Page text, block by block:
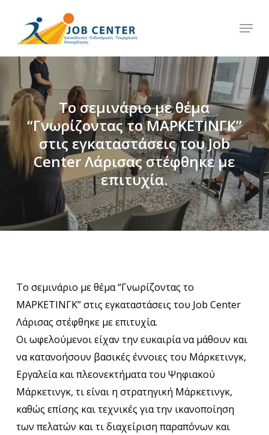
main
content
Menu
Το σεμινάριο με θέμα
“Γνωρίζοντας το ΜΑΡΚΕΤΙΝΓΚ”
στις εγκαταστάσεις του Job
Center Λάρισας στέφθηκε με
επιτυχία.
Το σεμινάριο με θέμα “Γνωρίζοντας το
ΜΑΡΚΕΤΙΝΓΚ” στις εγκαταστάσεις του Job Center
Λάρισας στέφθηκε με επιτυχία.
Οι ωφελούμενοι είχαν την ευκαιρία να μάθουν και
να κατανοήσουν βασικές έννοιες του Μάρκετινγκ,
Εργαλεία και πλεονεκτήματα του Ψηφιακού
Μάρκετινγκ, τι είναι η στρατηγική Μάρκετινγκ,
καθώς επίσης και τεχνικές για την ικανοποίηση
των πελατών και τι διαχείριση παραπόνων και
Menu